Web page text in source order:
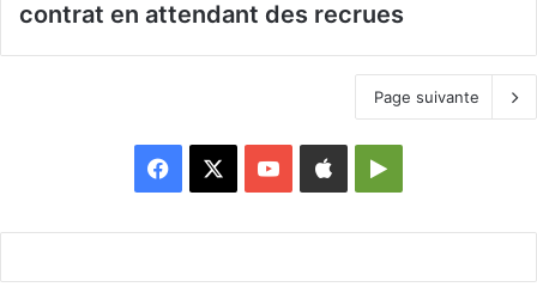
contrat en attendant des recrues
Page suivante
Facebook YouTubeAppleGoogle